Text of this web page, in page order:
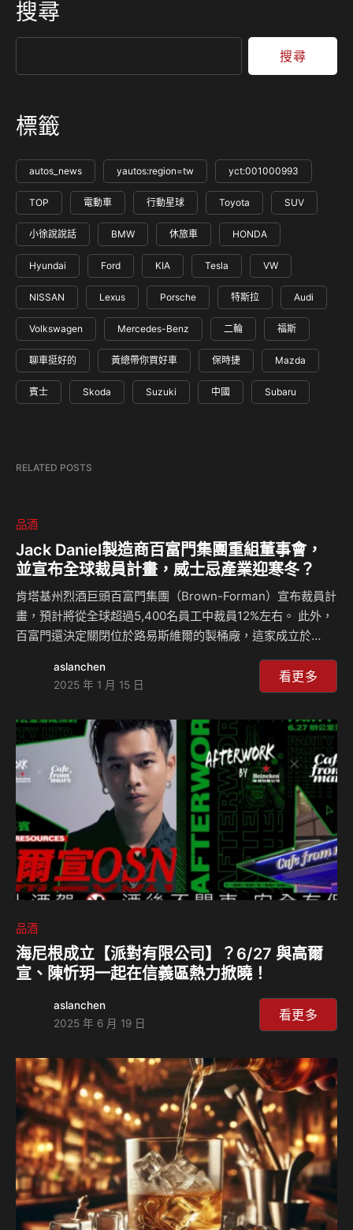
搜尋
搜尋
標籤
autos_news yautos:region=tw yct:001000993
TOP 電動車 行動星球 Toyota SUV
小徐說說話 BMW 休旅車 HONDA
Hyundai Ford KIA Tesla VW
NISSAN Lexus Porsche 特斯拉 Audi
Volkswagen Mercedes-Benz 二輪 福斯
聊車挺好的 黃總帶你買好車 保時捷 Mazda
賓士 Skoda Suzuki 中國 Subaru
RELATED POSTS
品酒
Jack Daniel製造商百富門集團重組董事會，
並宣布全球裁員計畫，威士忌產業迎寒冬？
肯塔基州烈酒巨頭百富門集團（Brown-Forman）宣布裁員計
畫，預計將從全球超過5,400名員工中裁員12%左右。 此外，
百富門還決定關閉位於路易斯維爾的製桶廠，這家成立於
望將製桶廠出售後，可以獲得約3,000萬美金回補，未來則會
從供應商買桶，以控制成本。 百富門為何做出如此大動作？
市場環境。不過，這項決定也讓外界聯想到近期威士忌產業所
面臨的種種挑戰。 威士忌市場風雲變色 近年來，年輕人飲酒
的習慣改變，威士忌等傳統烈酒的消費量逐漸下滑。這個問題
並不僅限於美國市場，而是全球趨勢…
aslanchen
2025 年 1 月 15 日
看更多
品酒
海尼根成立【派對有限公司】？6/27 與高爾
宣、陳忻玥一起在信義區熱力掀曉！
aslanchen
2025 年 6 月 19 日
看更多